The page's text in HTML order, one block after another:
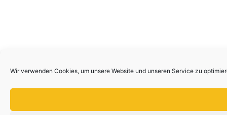
Wir verwenden Cookies, um unsere Website und unseren Service zu